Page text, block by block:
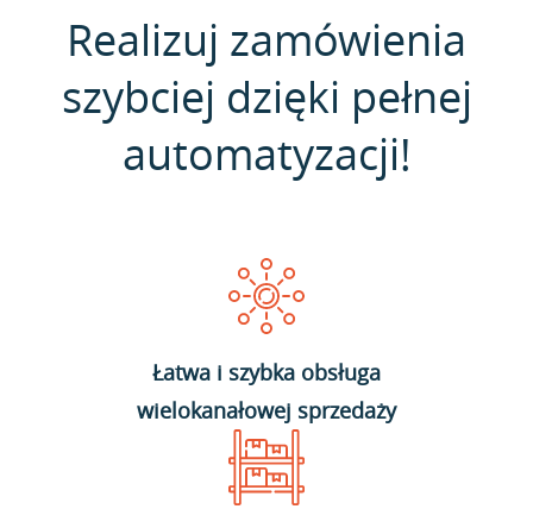
Realizuj zamówienia
szybciej dzięki pełnej
automatyzacji!
Łatwa i szybka obsługa
wielokanałowej sprzedaży